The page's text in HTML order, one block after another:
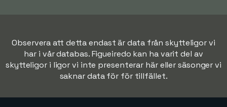
Observera att detta endast är data från skytteligor vi
har i vår databas. Figueiredo kan ha varit del av
skytteligor i ligor vi inte presenterar här eller säsonger vi
saknar data för för tillfället.